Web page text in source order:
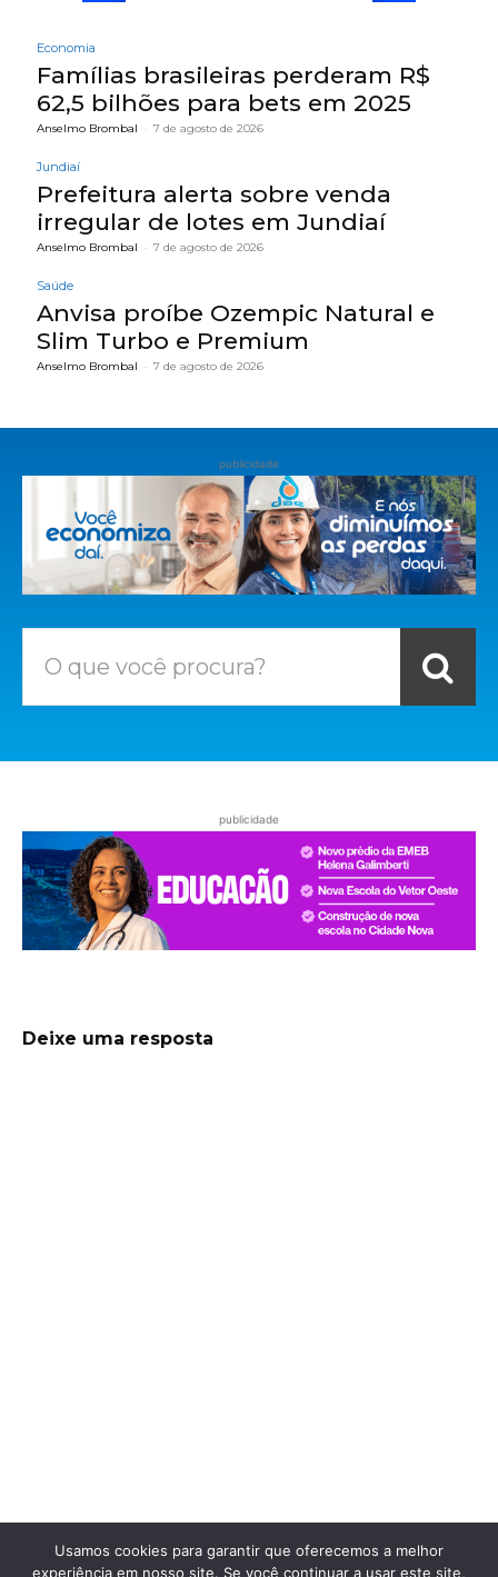
Economia
Famílias brasileiras perderam R$
62,5 bilhões para bets em 2025
Anselmo Brombal - 7 de agosto de 2026
Jundiaí
Prefeitura alerta sobre venda
irregular de lotes em Jundiaí
Anselmo Brombal - 7 de agosto de 2026
Saúde
Anvisa proíbe Ozempic Natural e
Slim Turbo e Premium
Anselmo Brombal - 7 de agosto de 2026
publicidade
O que você procura?
publicidade
Deixe uma resposta
Usamos cookies para garantir que oferecemos a melhor
experiência em nosso site. Se você continuar a usar este site,